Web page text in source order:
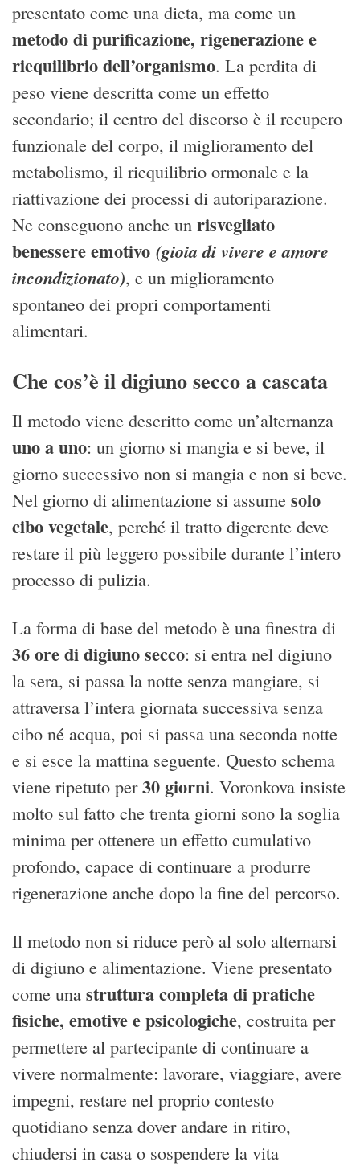
presentato come una dieta, ma come un
metodo di purificazione, rigenerazione e
riequilibrio dell’organismo. La perdita di
peso viene descritta come un effetto
secondario; il centro del discorso è il recupero
funzionale del corpo, il miglioramento del
metabolismo, il riequilibrio ormonale e la
riattivazione dei processi di autoriparazione.
Ne conseguono anche un risvegliato
benessere emotivo (gioia di vivere e amore
incondizionato), e un miglioramento
spontaneo dei propri comportamenti
alimentari.
Che cos’è il digiuno secco a cascata
Il metodo viene descritto come un’alternanza
uno a uno: un giorno si mangia e si beve, il
giorno successivo non si mangia e non si beve.
Nel giorno di alimentazione si assume solo
cibo vegetale, perché il tratto digerente deve
restare il più leggero possibile durante l’intero
processo di pulizia.
La forma di base del metodo è una finestra di
36 ore di digiuno secco: si entra nel digiuno
la sera, si passa la notte senza mangiare, si
attraversa l’intera giornata successiva senza
cibo né acqua, poi si passa una seconda notte
e si esce la mattina seguente. Questo schema
viene ripetuto per30 giorni. Voronkova insiste
molto sul fatto che trenta giorni sono la soglia
minima per ottenere un effetto cumulativo
profondo, capace di continuare a produrre
rigenerazione anche dopo la fine del percorso.
Il metodo non si riduce però al solo alternarsi
di digiuno e alimentazione. Viene presentato
come una struttura completa di pratiche
fisiche, emotive e psicologiche, costruita per
permettere al partecipante di continuare a
vivere normalmente: lavorare, viaggiare, avere
impegni, restare nel proprio contesto
quotidiano senza dover andare in ritiro,
chiudersi in casa o sospendere la vita